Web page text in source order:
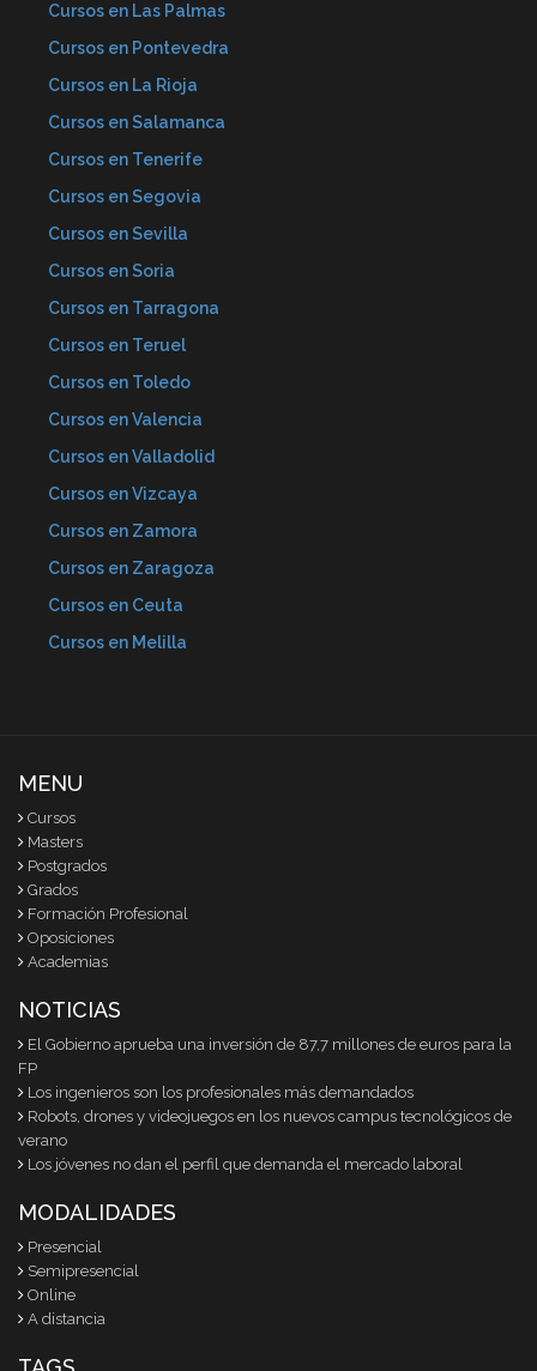
Cursos en Las Palmas
Cursos en Pontevedra
Cursos en La Rioja
Cursos en Salamanca
Cursos en Tenerife
Cursos en Segovia
Cursos en Sevilla
Cursos en Soria
Cursos en Tarragona
Cursos en Teruel
Cursos en Toledo
Cursos en Valencia
Cursos en Valladolid
Cursos en Vizcaya
Cursos en Zamora
Cursos en Zaragoza
Cursos en Ceuta
Cursos en Melilla
MENU
Cursos
Masters
Postgrados
Grados
Formación Profesional
Oposiciones
Academias
NOTICIAS
El Gobierno aprueba una inversión de 87,7 millones de euros para la
FP
Los ingenieros son los profesionales más demandados
Robots, drones y videojuegos en los nuevos campus tecnológicos de
verano
Los jóvenes no dan el perfil que demanda el mercado laboral
MODALIDADES
Presencial
Semipresencial
Online
A distancia